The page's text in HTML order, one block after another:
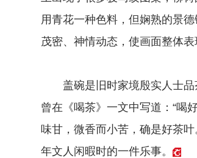
用青花一种色料，但娴熟的景
茂密、神情动态，使画面整体表
盖碗是旧时家境殷实人士品
曾在《喝茶》一文中写道：“喝
味甘，微香而小苦，确是好茶
年文人闲暇时的一件乐事。